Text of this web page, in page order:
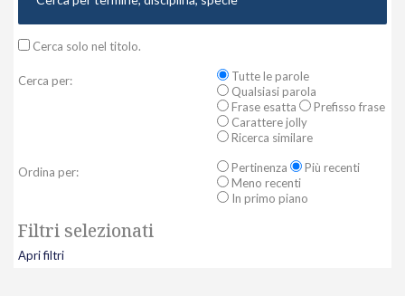
Cerca solo nel titolo.
Cerca per:
Tutte le parole
Qualsiasi parola
Frase esatta
Prefisso frase
Carattere jolly
Ricerca similare
Ordina per: Pertinenza
Più recenti
Meno recenti
In primo piano
Filtri selezionati
Apri filtri